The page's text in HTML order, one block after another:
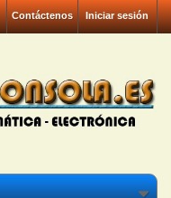
Iniciar sesión
Contáctenos